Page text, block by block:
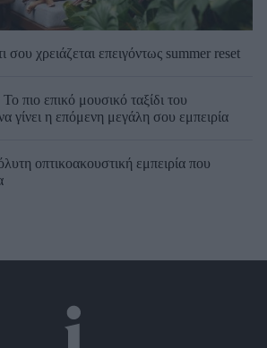
σου χρειάζεται επειγόντως summer reset
πιο επικό μουσικό ταξίδι του
γίνει η επόμενη μεγάλη σου εμπειρία
οπτικοακουστική εμπειρία που